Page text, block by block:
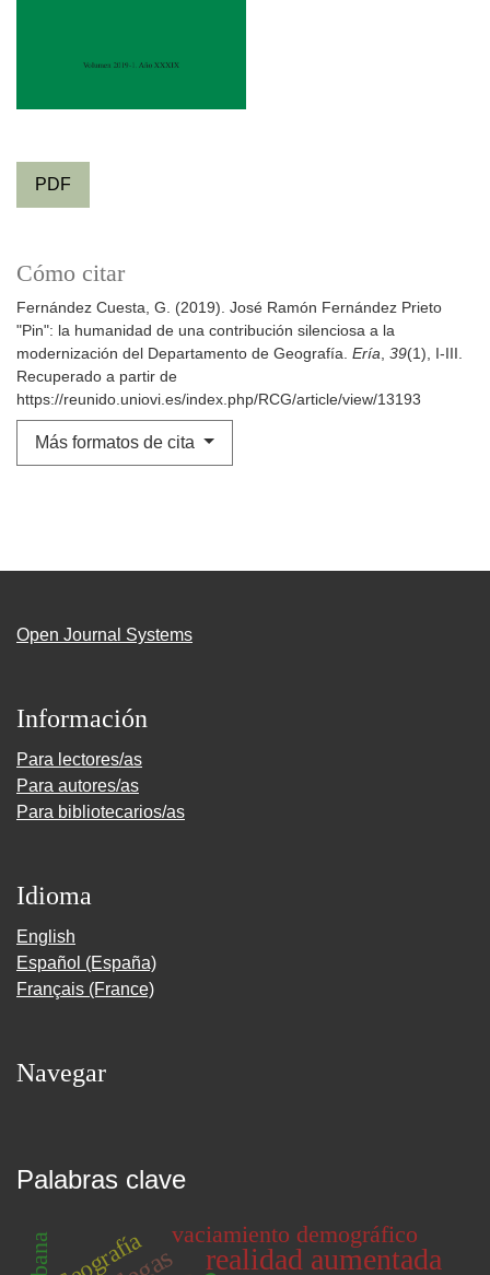
PDF
Cómo citar
Fernández Cuesta, G. (2019). José Ramón Fernández Prieto
"Pin": la humanidad de una contribución silenciosa a la
modernización del Departamento de Geografía. Ería, 39(1), I-III.
Recuperado a partir de
https://reunido.uniovi.es/index.php/RCG/article/view/13193
Más formatos de cita
Open Journal Systems
Información
Para lectores/as
Para autores/as
Para bibliotecarios/as
Idioma
English
Español (España)
Français (France)
Navegar
Palabras clave
realidad aumentada
vaciamiento demográfico